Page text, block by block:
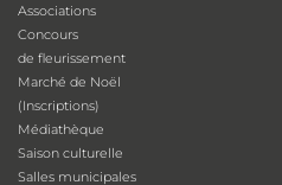
Associations
Concours
de fleurissement
Marché de Noël
(Inscriptions)
Médiathèque
Saison culturelle
Salles municipales